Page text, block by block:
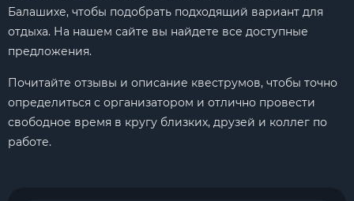
Балашихе, чтобы подобрать подходящий вариант для
отдыха. На нашем сайте вы найдете все доступные
предложения.
Почитайте отзывы и описание квеструмов, чтобы точно
определиться с организатором и отлично провести
свободное время в кругу близких, друзей и коллег по
работе.